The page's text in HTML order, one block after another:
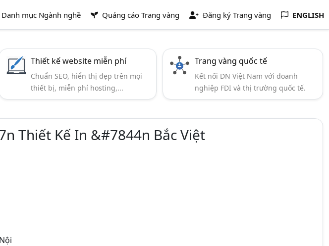
Danh mục Ngành nghề Quảng cáo Trang vàng Đăng ký Trang vàng ENGLISH
Thiết kế website miễn phí
Chuẩn SEO, hiển thị đẹp trên mọi
thiết bị, miễn phí hosting,...
Trang vàng quốc tế
Kết nối DN Việt Nam với doanh
nghiệp FDI và thị trường quốc tế.
Thiết Kế In &#7844n Bắc Việt